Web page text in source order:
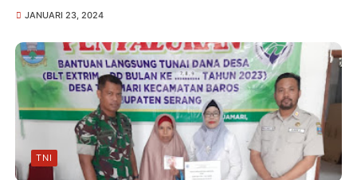
JANUARI 23, 2024
TNI